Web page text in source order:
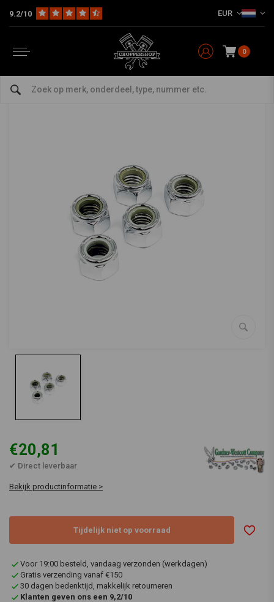
9.2/10 EUR
0
The Garage DIY Materiaal 3/8-24 Bout Zink - 25 Pack
bekijk alles van Gardner Westcott
3/8-24 Bout Zink - 25 Pack
€20,81
✔ Direct leverbaar
Bekijk productinformatie >
Tijdelijk niet op voorraad
Voor 19:00 besteld, vandaag verzonden (werkdagen)
Gratis verzending vanaf €150
30 dagen bedenktijd, makkelijk retourneren
Klanten geven ons een 9,2/10